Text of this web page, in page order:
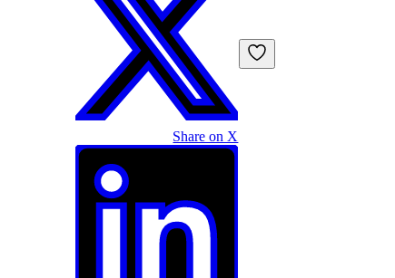
Share on X